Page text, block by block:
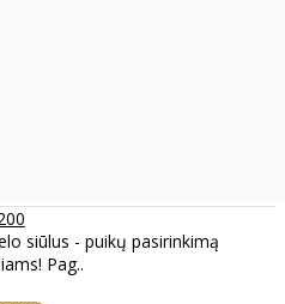
siūlus - puikų pasirinkimą
Pag..